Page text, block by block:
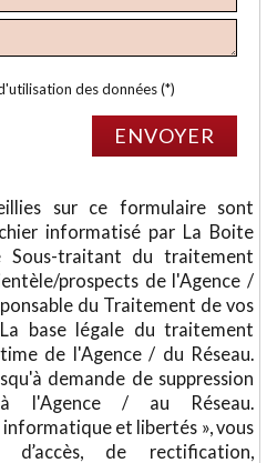
des données (*)
ENVOYER
sur ce formulaire sont
informatisé par La Boite
Sous-traitant du traitement
prospects de l'Agence /
du Traitement de vos
La base légale du traitement
de l'Agence / du Réseau.
demande de suppression
l'Agence / au Réseau.
et libertés », vous
de rectification,